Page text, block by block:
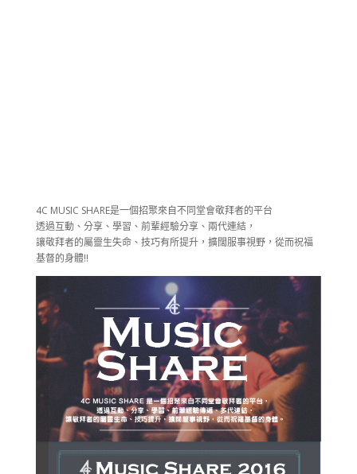
4C MUSIC SHARE是一個招聚來自不同堂會敬拜者的平台
透過互動、分享、學習、前輩經驗分享、兩代連結，
讓敬拜者的屬靈生失命、技巧有所提升，擴闊服事視野，從而祝福
基督的身體!!